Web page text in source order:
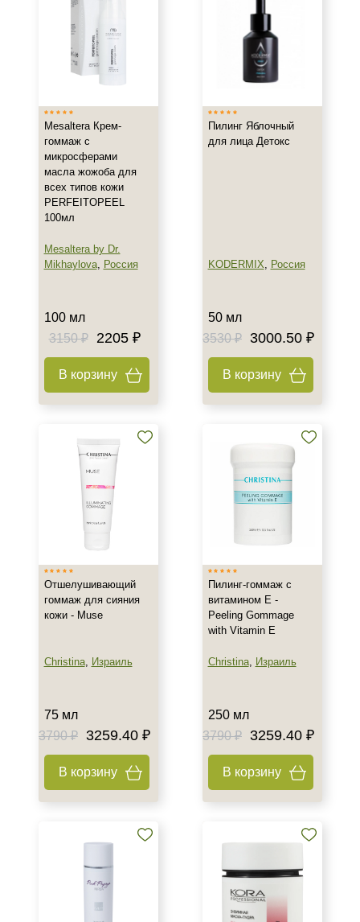
Любой возраст (от 18 лет)
После 20
Показать еще
Действие
Восстановление
Матирование
Обезжиривание
Показать еще
Акне
Воспаление
Показать еще
Применение
После пилинга
Гладкость
Защита от УФ-лучей
Веки
Губы
туба 60 шт
1 литр
1 шт
AHA-кислоты
Азелаиновая кислота
Mesaltera Крем-
гоммаж с
микросферами
масла жожоба для
всех типов кожи
PERFEITOPEEL
100мл
Mesaltera by Dr.
Mikhaylova, Россия
100 мл
3150 ₽
2205 ₽
В корзину
Пилинг Яблочный
для лица Детокс
KODERMIX, Россия
50 мл
3530 ₽
3000.50 ₽
В корзину
Отшелушивающий
гоммаж для сияния
кожи - Muse
Christina, Израиль
75 мл
3790 ₽
3259.40 ₽
В корзину
Пилинг-гоммаж с
витамином Е -
Peeling Gommage
with Vitamin E
Christina, Израиль
250 мл
3790 ₽
3259.40 ₽
В корзину